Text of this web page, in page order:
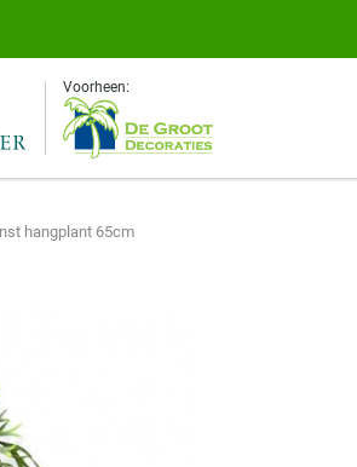
Voorheen:
hangplant 65cm